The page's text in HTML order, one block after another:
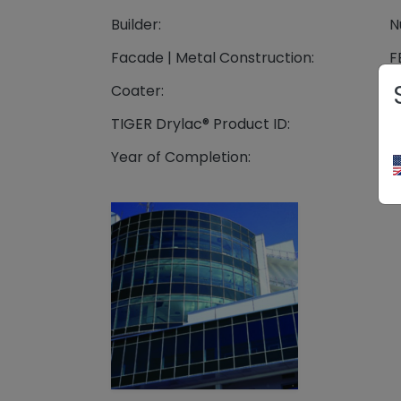
Builder:
Facade | Metal Construction:
Coater:
TIGER Drylac® Product ID:
Year of Completion: